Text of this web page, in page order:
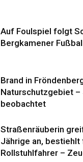
Auf Foulspiel folgt
Bergkamener
Brand in
Naturschutzgebiet
beobachtet
Straßenräuberin
Jährige an, bestiehlt
Rollstuhlfahrer –